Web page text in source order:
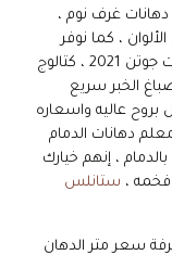
غرف نوم ،
، كما نوفر
كافة اشكال الدهان ، نوفر افضل كتالوج دهانت جوتن 2021 ، كتالوج
،صباغ الخبر سريع
بروح عاليه واسعاره
دهانات الدمام
، إنهم خيارك
، ستانلس
سعر متر الدهان